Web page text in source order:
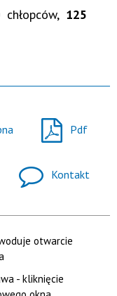
chłopców, 125
Pdf
Kontakt